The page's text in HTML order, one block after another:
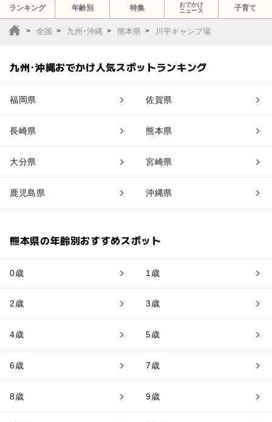
ランキング 年齢別 特集
おでかけ
ニュース
子育て
全国 九州･沖縄 熊本県 川平キャンプ場
九州･沖縄おでかけ人気スポットランキング
福岡県 佐賀県
長崎県 熊本県
大分県 宮崎県
鹿児島県 沖縄県
熊本県の年齢別おすすめスポット
0歳 1歳
2歳 3歳
4歳 5歳
6歳 7歳
8歳 9歳